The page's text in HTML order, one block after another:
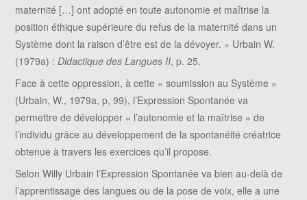
maternité […] ont adopté en toute autonomie et maîtrise la
position éthique supérieure du refus de la maternité dans un
Système dont la raison d’être est de la dévoyer. » Urbain W.
(1979a) :Didactique des Langues II, p. 25.
Face à cette oppression, à cette « soumission au Système »
(Urbain, W., 1979a, p, 99), l’Expression Spontanée va
permettre de développer « l’autonomie et la maîtrise » de
l’individu grâce au développement de la spontanéité créatrice
obtenue à travers les exercices qu’il propose.
Selon Willy Urbain l’Expression Spontanée va bien au-delà de
l’apprentissage des langues ou de la pose de voix, elle a une